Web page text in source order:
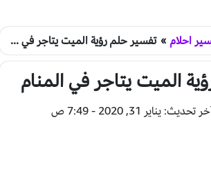
احلام » تفسير حلم رؤية الميت يتاجر في المنام
الميت يتاجر في المنام
تحديث: يناير 31, 2020 - 7:49 ص